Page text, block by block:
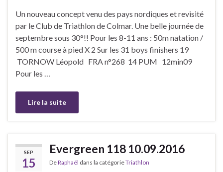
Un nouveau concept venu des pays nordiques et revisité
par le Club de Triathlon de Colmar. Une belle journée de
septembre sous 30°!! Pour les 8-11 ans : 50m natation /
500 m course à pied X 2 Sur les 31 boys finishers 19
TORNOW Léopold FRA n°268 14 PUM 12min09
Pour les …
Lire la suite
SEP
15
Evergreen 118 10.09.2016
DeRaphaël dans la catégorieTriathlon